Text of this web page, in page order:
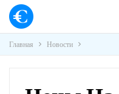
Главная Новости